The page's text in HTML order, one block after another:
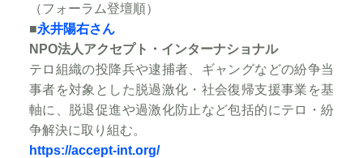
（フォーラム登壇順）​
■永井陽右さん
NPO法人アクセプト・インターナショナル
テロ組織の投降兵や逮捕者、ギャングなどの紛争当
事者を対象とした脱過激化・社会復帰支援事業を基
軸に、脱退促進や過激化防止など包括的にテロ・紛
争解決に取り組む。
https://accept-int.org/